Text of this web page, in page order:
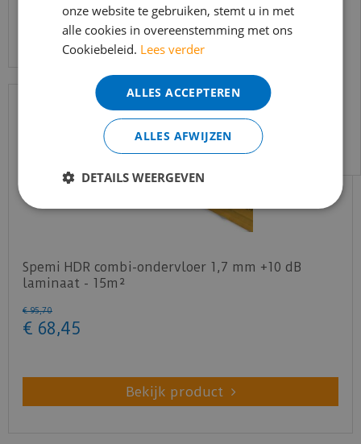
Bekijk product
Spemi HDR combi-ondervloer 1,7 mm +10 dB
laminaat - 15m²
€ 95,70
€ 68,45
Bekijk product
bereikbaar.
Bestelling worden uiteraard verwerkt
echter iets minder snel dan wat je van ons
gewend bent.
Voor vragen kan je ons bereiken via
info@merkvloerenwinkel.nl
onze website te gebruiken, stemt u in met
alle cookies in overeenstemming met ons
Cookiebeleid. Lees verder
ALLES ACCEPTEREN
ALLES AFWIJZEN
DETAILS WEERGEVEN